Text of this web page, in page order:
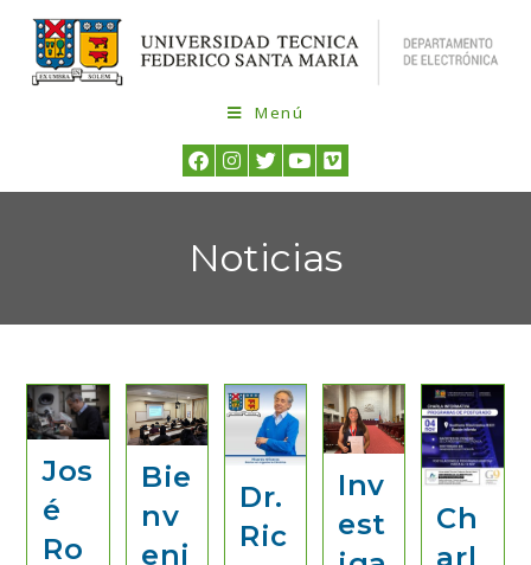
Menú
Noticias
Jos
é
Ro
Bie
nv
eni
Dr.
Ric
Inv
est
Ch
arl